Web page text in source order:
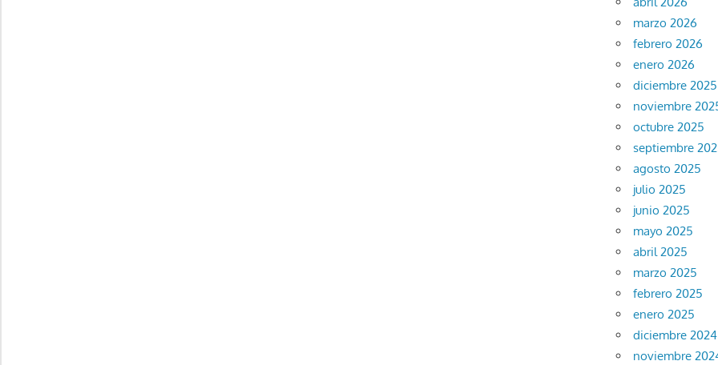
marzo 2026
febrero 2026
enero 2026
diciembre 2025
noviembre
octubre 2025
septiembre
agosto 2025
julio 2025
junio 2025
mayo 2025
abril 2025
marzo 2025
febrero 2025
enero 2025
diciembre 2024
noviembre